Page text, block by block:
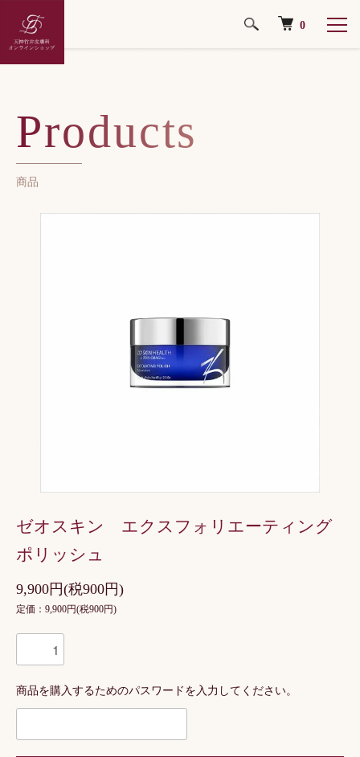
0
ホーム
Products
商品
ゼオスキン エクスフォリエーティング
ポリッシュ
9,900円(税900円)
定価：9,900円(税900円)
商品を購入するためのパスワードを入力してください。